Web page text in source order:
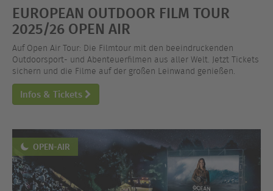
EUROPEAN OUTDOOR FILM TOUR
2025/26 OPEN AIR
Auf Open Air Tour: Die Filmtour mit den beeindruckenden
Outdoorsport- und Abenteuerfilmen aus aller Welt. Jetzt Tickets
sichern und die Filme auf der großen Leinwand genießen.
Infos & Tickets
OPEN-AIR